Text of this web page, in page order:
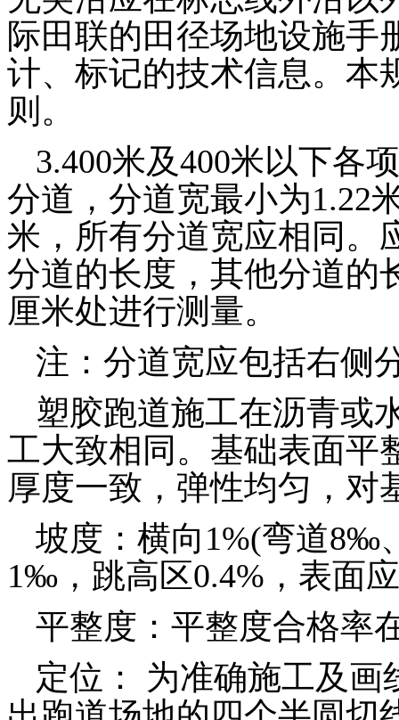
际田联的田径场地设施手
计、标记的技术信息。本
则。
3.400米及400米以下各项
分道，分道宽最小为1.22
米，所有分道宽应相同。
分道的长度，其他分道的
厘米处进行测量。
注：分道宽应包括右侧
塑胶跑道施工在沥青或
工大致相同。基础表面平
厚度一致，弹性均匀，对
坡度：横向1%(弯道
1‰，跳高区0.4%，表面
平整度 ：平整度合格率
定位： 为准确施工及